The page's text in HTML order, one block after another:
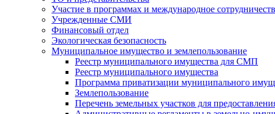
Участие в программах и международное
Учрежденные СМИ
Финансовый отдел
Экологическая безопасность
Муниципальное имущество и землепользование
Реестр муниципального имущества для СМП
Реестр муниципального имущества
Программа приватизации муниципального
Землепользование
Перечень земельных участков для